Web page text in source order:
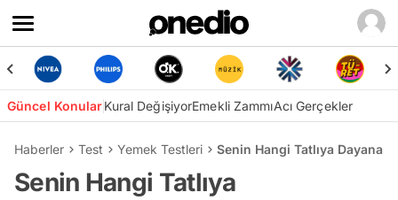
Güncel KonularKural DeğişiyorEmekli ZammıAcı Gerçekler
Haberler Test Yemek Testleri Senin Hangi Tatlıya
Senin Hangi Tatlıya